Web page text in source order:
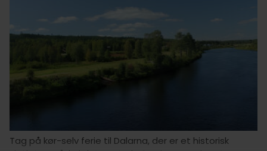
Tag på kør-selv ferie til Dalarna, der er et historisk